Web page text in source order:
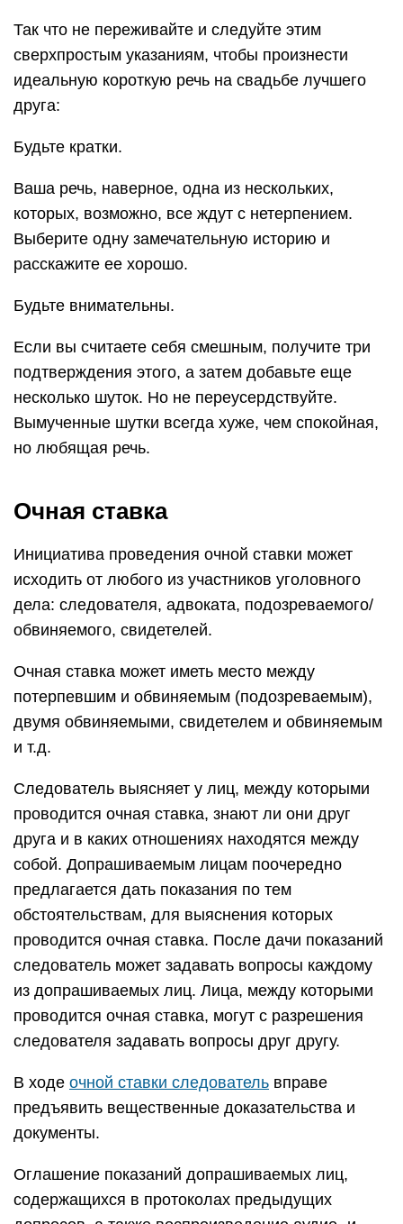
Так что не переживайте и следуйте этим
сверхпростым указаниям, чтобы произнести
идеальную короткую речь на свадьбе лучшего
друга:
Будьте кратки.
Ваша речь, наверное, одна из нескольких,
которых, возможно, все ждут с нетерпением.
Выберите одну замечательную историю и
расскажите ее хорошо.
Будьте внимательны.
Если вы считаете себя смешным, получите три
подтверждения этого, а затем добавьте еще
несколько шуток. Но не переусердствуйте.
Вымученные шутки всегда хуже, чем спокойная,
но любящая речь.
Очная ставка
Инициатива проведения очной ставки может
исходить от любого из участников уголовного
дела: следователя, адвоката, подозреваемого/
обвиняемого, свидетелей.
Очная ставка может иметь место между
потерпевшим и обвиняемым (подозреваемым),
двумя обвиняемыми, свидетелем и обвиняемым
и т.д.
Следователь выясняет у лиц, между которыми
проводится очная ставка, знают ли они друг
друга и в каких отношениях находятся между
собой. Допрашиваемым лицам поочередно
предлагается дать показания по тем
обстоятельствам, для выяснения которых
проводится очная ставка. После дачи показаний
следователь может задавать вопросы каждому
из допрашиваемых лиц. Лица, между которыми
проводится очная ставка, могут с разрешения
следователя задавать вопросы друг другу.
В ходе очной ставки следователь вправе
предъявить вещественные доказательства и
документы.
Оглашение показаний допрашиваемых лиц,
содержащихся в протоколах предыдущих